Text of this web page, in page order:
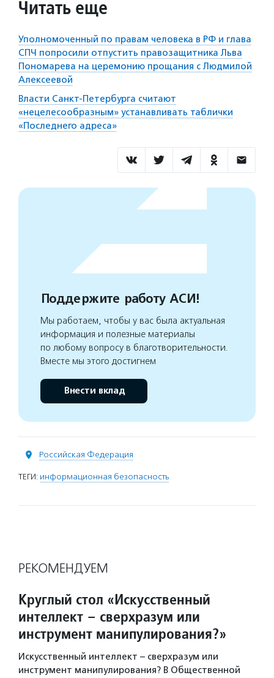
Читать еще
Уполномоченный по правам человека в РФ и глава
СПЧ попросили отпустить правозащитника Льва
Пономарева на церемонию прощания с Людмилой
Алексеевой
Власти Санкт-Петербурга считают
«нецелесообразным» устанавливать таблички
«Последнего адреса»
Поддержите работу АСИ!
Мы работаем, чтобы у вас была актуальная
информация и полезные материалы
по любому вопросу в благотворительности.
Вместе мы этого достигнем
Внести вклад
Российская Федерация
ТЕГИ: информационная безопасность
РЕКОМЕНДУЕМ
Круглый стол «Искусственный
интеллект – сверхразум или
инструмент манипулирования?»
Искусственный интеллект – сверхразум или
инструмент манипулирования? В Общественной